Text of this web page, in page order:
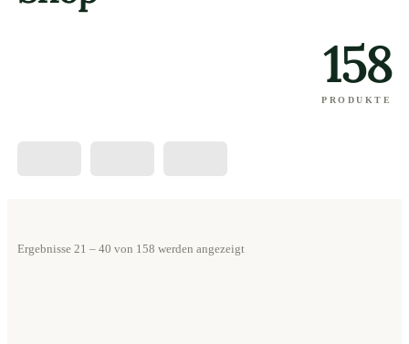
158
PRODUKTE
Ergebnisse 21 – 40 von 158 werden angezeigt